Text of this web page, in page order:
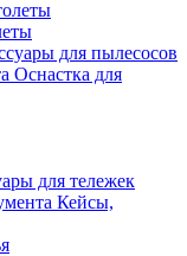
для пылесосов
Оснастка для
для тележек
Кейсы,